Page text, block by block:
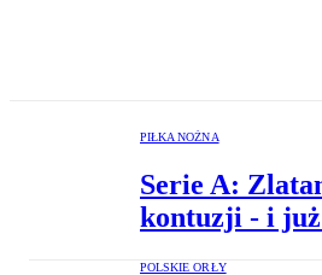
PIŁKA NOŻNA
Serie A:
kontuzji - i
POLSKIE ORŁY